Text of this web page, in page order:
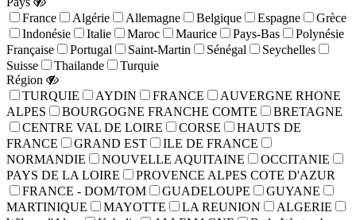
France
Algérie Allemagne Belgique Espagne
Grèce
Indonésie
Italie Maroc Maurice Pays-Bas
Polynésie
Française
Portugal Saint-Martin Sénégal
Seychelles
Suisse
Thailande
Turquie
Région
TURQUIE
AYDIN FRANCE
AUVERGNE RHONE
ALPES
BOURGOGNE FRANCHE COMTE
BRETAGNE
CENTRE VAL DE LOIRE
CORSE
HAUTS DE
FRANCE
GRAND EST
ILE DE FRANCE
NORMANDIE
NOUVELLE AQUITAINE
OCCITANIE
PAYS DE LA LOIRE
PROVENCE ALPES COTE D'AZUR
FRANCE - DOM/TOM
GUADELOUPE
GUYANE
MARTINIQUE
MAYOTTE LA REUNION
ALGERIE